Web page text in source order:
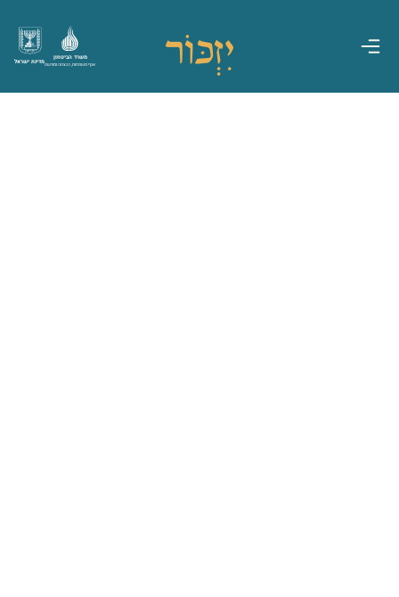
מדינת ישראל
משרד הביטחון
אגף משפחות, הנצחה ומורשת